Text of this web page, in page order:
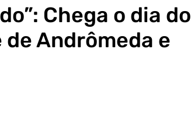
Chega o dia do
Andrômeda e